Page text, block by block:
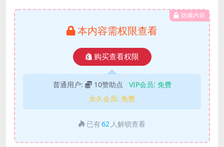
隐藏内容
本内容需权限查看
购买查看权限
普通用户: 10赞助点 VIP会员: 免费
永久会员: 免费
已有62 人解锁查看